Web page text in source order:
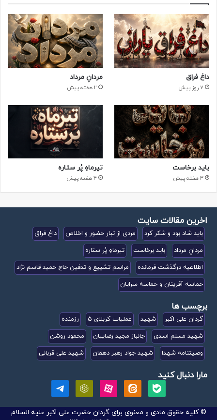
داغ فراق
7 روز پیش
مردانِ مرداد
2 هفته پیش
باید برخاست
3 هفته پیش
تیرماهِ پُر ستاره
4 هفته پیش
اخرین مقالات سایت
باید شاد بود و شکر کرد مردی از تبار حضور و اخلاص
داغ فراق
مردانِ مرداد
باید برخاست
تیرماهِ پُر ستاره
اطلاعیه درگذشت فرمانده
مراسم تشییع و تدفین حاج حمید قاسم نژاد
حماسه آفرینان و حماسه سرایان
برچسب ها
گردان علی اکبر شهید عملیات کربلای 5
رزمنده
شهید مسلم اسدی
جانباز مجید رضاییان
محمود روشن
وصیتنامه شهدا
شهید جواد رهبر دهقان شهید علی قربانی
مارا دنبال کنید
© کلیه حقوق مادی و معنوی برای گردان حضرت علی اکبر علیه السلام